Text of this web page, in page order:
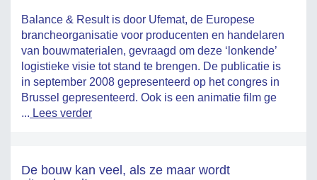
Balance & Result is door Ufemat, de Europese
brancheorganisatie voor producenten en handelaren
van bouwmaterialen, gevraagd om deze ‘lonkende’
logistieke visie tot stand te brengen. De publicatie is
in september 2008 gepresenteerd op het congres in
Brussel gepresenteerd. Ook is een animatie film ge
... Lees verder
De bouw kan veel, als ze maar wordt